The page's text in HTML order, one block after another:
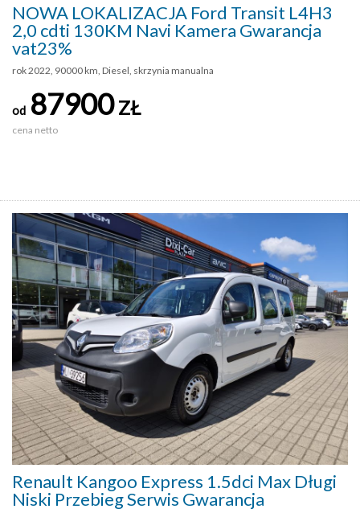
NOWA LOKALIZACJA Ford Transit L4H3
2,0 cdti 130KM Navi Kamera Gwarancja
vat23%
rok 2022, 90000 km, Diesel, skrzynia manualna
od 87900ZŁ
cena netto
Renault Kangoo Express 1.5dci Max Długi
Niski Przebieg Serwis Gwarancja